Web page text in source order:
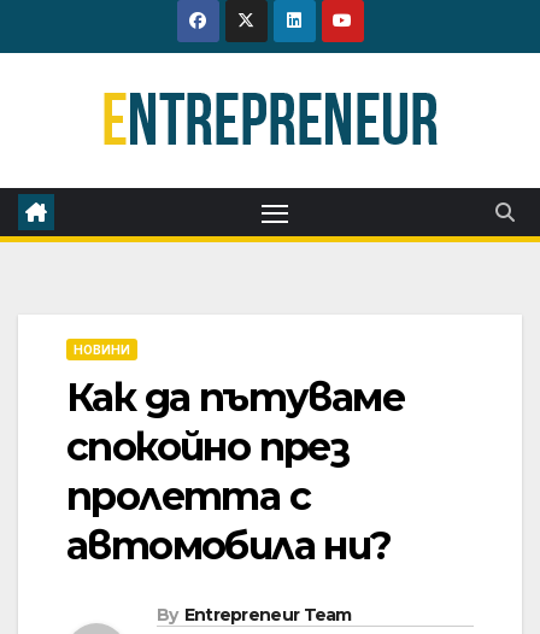
to
НОВИНИ
Как да пътуваме
спокойно през
пролетта с
автомобила ни?
By Entrepreneur Team